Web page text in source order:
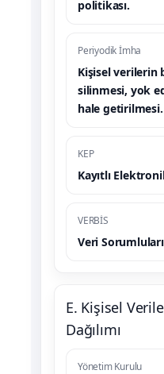
politikası.
Periyodik İmha
Kişisel verilerin
silinmesi, yok
hale getirilmesi.
KEP
Kayıtlı
VERBİS
Veri
E. Kişisel
Dağılımı
Yönetim Kurulu